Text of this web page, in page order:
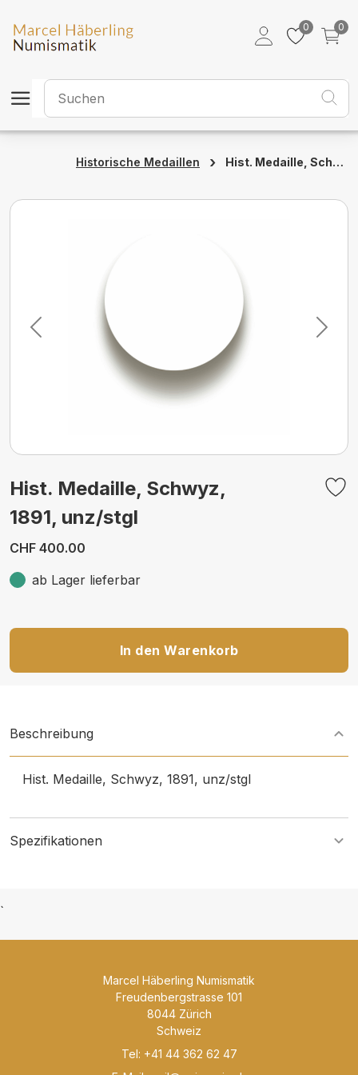
0
0
Historische Medaillen › Hist. Medaille, Schwyz, 1891, unz/stgl
Previous Next
Hist. Medaille, Schwyz,
1891, unz/stgl
CHF 400.00
ab Lager lieferbar
In den Warenkorb
Beschreibung
Hist. Medaille, Schwyz, 1891, unz/stgl
Spezifikationen
`
Marcel Häberling Numismatik
Freudenbergstrasse 101
8044 Zürich
Schweiz
Tel: +41 44 362 62 47